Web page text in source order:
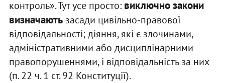
контроль». Тут усе просто: виключно закони
визначаютьзасади цивільно-правової
відповідальності; діяння, які є злочинами,
адміністративними або дисциплінарними
правопорушеннями, і відповідальність за них
(п. 22 ч. 1 ст. 92 Конституції).